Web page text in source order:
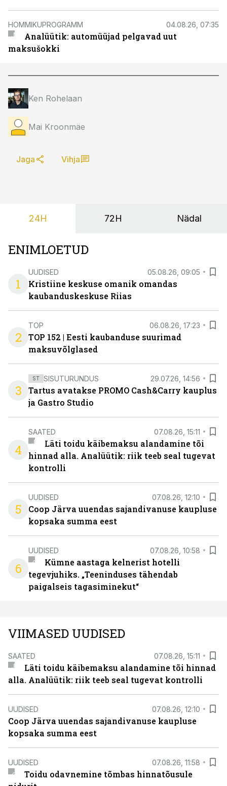
HOMMIKUPROGRAMM 04.08.26, 07:35
Analüütik: automüüjad pelgavad uut
maksušokki
Ken Rohelaan
Mai Kroonmäe
Jaga Vihja
24H 72H Nädal
ENIMLOETUD
1
UUDISED 05.08.26, 09:05
Kristiine keskuse omanik omandas
kaubanduskeskuse Riias
2
TOP 06.08.26, 17:23
TOP 152 | Eesti kaubanduse suurimad
maksuvõlglased
3
ST SISUTURUNDUS 29.07.26, 14:56
Tartus avatakse PROMO Cash&Carry kauplus
ja Gastro Studio
4
SAATED 07.08.26, 15:11
Läti toidu käibemaksu alandamine tõi
hinnad alla. Analüütik: riik teeb seal tugevat
kontrolli
5
UUDISED 07.08.26, 12:10
Coop Järva uuendas sajandivanuse kaupluse
kopsaka summa eest
6
UUDISED 07.08.26, 10:58
Kümne aastaga kelnerist hotelli
tegevjuhiks. „Teeninduses tähendab
paigalseis tagasiminekut“
VIIMASED UUDISED
SAATED 07.08.26, 15:11
Läti toidu käibemaksu alandamine tõi hinnad
alla. Analüütik: riik teeb seal tugevat kontrolli
UUDISED 07.08.26, 12:10
Coop Järva uuendas sajandivanuse kaupluse
kopsaka summa eest
UUDISED 07.08.26, 11:58
Toidu odavnemine tõmbas hinnatõusule